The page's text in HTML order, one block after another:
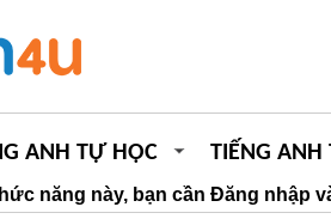
ANH TỰ HỌC TIẾNG ANH
năng này, bạn cần Đăng nhập